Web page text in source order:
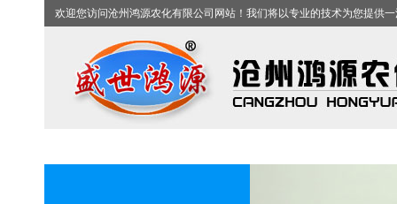
欢迎您访问沧州鸿源农化有限公司网站！我们将以专业的技术为您提供